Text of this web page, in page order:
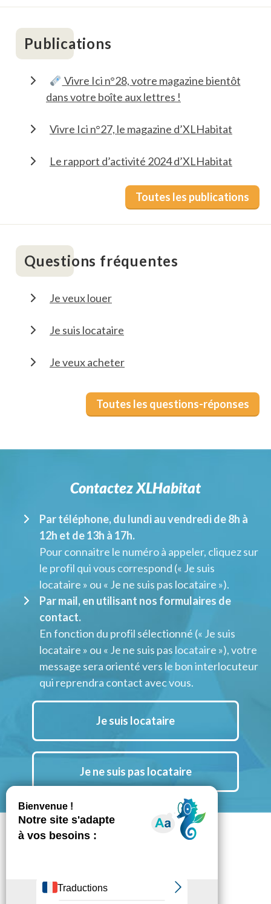
Publications
Vivre Ici n°28, votre magazine bientôt
dans votre boîte aux lettres !
Vivre Ici n°27, le magazine d’XLHabitat
Le rapport d’activité 2024 d’XLHabitat
Toutes les publications
Questions fréquentes
Je veux louer
Je suis locataire
Je veux acheter
Toutes les questions-réponses
Contactez XLHabitat
Par téléphone, du lundi au vendredi de 8h à
12h et de 13h à 17h.
Pour connaitre le numéro à appeler, cliquez sur
le profil qui vous correspond (« Je suis
locataire » ou « Je ne suis pas locataire »).
Par mail, en utilisant nos formulaires de
contact.
En fonction du profil sélectionné (« Je suis
locataire » ou « Je ne suis pas locataire »), votre
message sera orienté vers le bon interlocuteur
qui reprendra contact avec vous.
Je suis locataire
Je ne suis pas locataire
Notre actu LinkedIn